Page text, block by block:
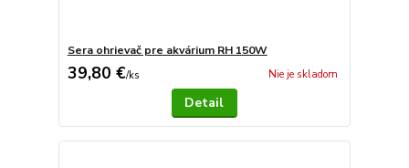
Sera ohrievač pre akvárium RH 150W
39,80 €/ks Nie je skladom
Detail